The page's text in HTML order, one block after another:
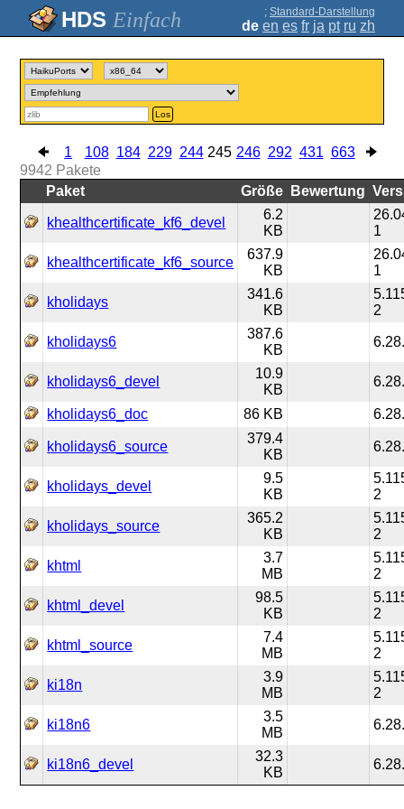
Einfach ; Standard-Darstellung
de en es fr ja pt ru zh
Los
1 108 184 229 244 245 246 292 431 663
9942 Pakete
Paket
Größe Bewertung
khealthcertificate_kf6_devel
6.2
KB
1
khealthcertificate_kf6_source
637.9
KB
1
kholidays
341.6
KB
2
kholidays6
387.6
KB
kholidays6_devel
10.9
KB
kholidays6_doc 86 KB
kholidays6_source
379.4
KB
kholidays_devel
9.5
KB
2
kholidays_source
365.2
KB
2
khtml
3.7
MB
2
khtml_devel
98.5
KB
2
khtml_source
7.4
MB
2
ki18n
3.9
MB
2
ki18n6
3.5
MB
ki18n6_devel
32.3
KB